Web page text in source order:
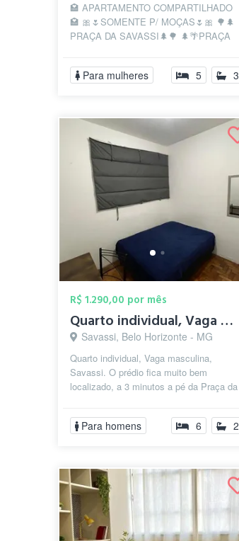
🏩 APARTAMENTO COMPARTILHADO
🏩 🎀🌷SOMENTE P/ MOÇAS🌷🎀 🌳🌲
PRAÇA DA SAVASSI🌲🌳 🌲🌴PRAÇA
💖da Praça da Sa...
Para mulheres 5 3
R$ 1.290,00 por mês
Quarto individual, Vaga masculina, Savas...
Savassi, Belo Horizonte - MG
Quarto individual, Vaga masculina,
Savassi. O prédio fica muito bem
localizado, a 3 minutos a pé da Praça da
...
Para homens 6 2